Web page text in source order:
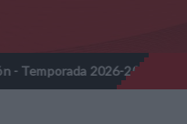
2026-2027 //